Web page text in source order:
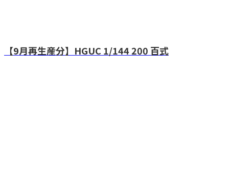
【9月再生産分】HGUC 1/144 200 百式